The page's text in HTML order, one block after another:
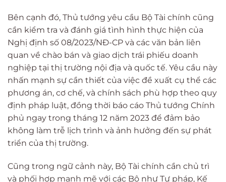
Bên cạnh đó, Thủ tướng yêu cầu Bộ Tài chính cũng
cần kiểm tra và đánh giá tình hình thực hiện của
Nghị định số 08/2023/NĐ-CP và các văn bản liên
quan về chào bán và giao dịch trái phiếu doanh
nghiệp tại thị trường nội địa và quốc tế. Yêu cầu này
nhấn mạnh sự cần thiết của việc đề xuất cụ thể các
phương án, cơ chế, và chính sách phù hợp theo quy
định pháp luật, đồng thời báo cáo Thủ tướng Chính
phủ ngay trong tháng 12 năm 2023 để đảm bảo
không làm trễ lịch trình và ảnh hưởng đến sự phát
triển của thị trường.
Cũng trong ngữ cảnh này, Bộ Tài chính cần chủ trì
và phối hợp mạnh mẽ với các Bộ như Tư pháp, Kế